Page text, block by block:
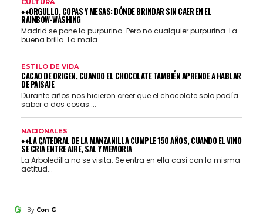
CULTURA
♦♦ORGULLO, COPAS Y MESAS: DÓNDE BRINDAR SIN CAER EN EL
RAINBOW-WASHING
Madrid se pone la purpurina. Pero no cualquier purpurina. La
buena brilla. La mala...
ESTILO DE VIDA
CACAO DE ORIGEN, CUANDO EL CHOCOLATE TAMBIÉN APRENDE A HABLAR
DE PAISAJE
Durante años nos hicieron creer que el chocolate solo podía
saber a dos cosas:...
NACIONALES
♦♦LA CATEDRAL DE LA MANZANILLA CUMPLE 150 AÑOS, CUANDO EL VINO
SE CRÍA ENTRE AIRE, SAL Y MEMORIA
La Arboledilla no se visita. Se entra en ella casi con la misma
actitud...
By Con G